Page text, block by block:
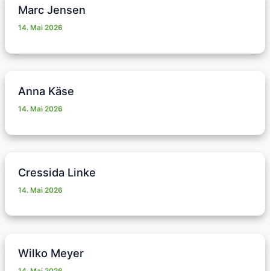
Marc Jensen
14. Mai 2026
Anna Käse
14. Mai 2026
Cressida Linke
14. Mai 2026
Wilko Meyer